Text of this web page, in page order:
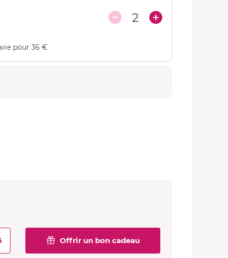
2
pour 36 €
Offrir un bon cadeau